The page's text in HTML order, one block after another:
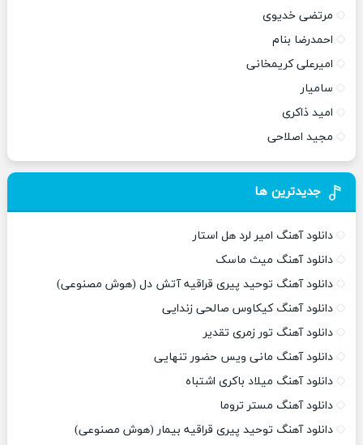
مرتضی خدیوی
احمدرضا بنام
امیرعلی کریمخانی
سامیار
امید ذاکری
مجید اصلاحی
جدیدترین ها
دانلود آهنگ امیر لرد هل استار
دانلود آهنگ میث ماسک
دانلود آهنگ توحید پیری قراقیه آتش دل (هوش مصنوعی)
دانلود آهنگ کیکاوس صالحی زندایی
دانلود آهنگ تور زمری تقدیر
دانلود آهنگ مانی ویس حضور تنهایی
دانلود آهنگ میلاد باکری اشتباه
دانلود آهنگ مستر تروما
دانلود آهنگ توحید پیری قراقیه بیمار (هوش مصنوعی)